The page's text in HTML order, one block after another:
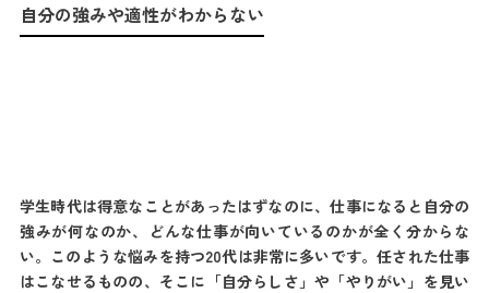
自分の強みや適性がわからない
学生時代は得意なことがあったはずなのに、仕事になると自分の
強みが何なのか、どんな仕事が向いているのかが全く分からな
い。このような悩みを持つ20代は非常に多いです。任された仕事
はこなせるものの、そこに「自分らしさ」や「やりがい」を見い